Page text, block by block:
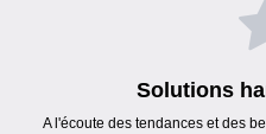
Solutions
A l'écoute des tendances et des